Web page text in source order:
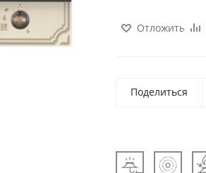
Отложить
Поделиться